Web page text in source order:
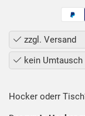
zzgl. Versand
kein Umtausch
Hocker oderr